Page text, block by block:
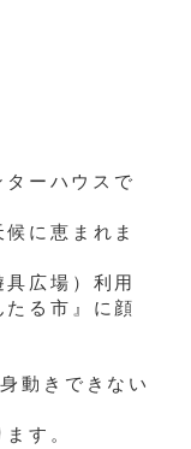
ーハウスで
に恵まれま
広場）利用
る市』に顔
動きできない
す。